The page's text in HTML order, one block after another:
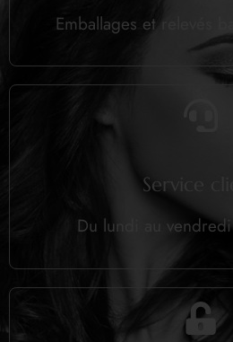
Emballages et relevés
Service
Du lundi au